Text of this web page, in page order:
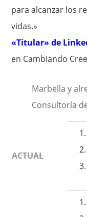
para alcanzar los
vidas.»
«Titular» de
en Cambiando
Marbella y
Consultoría
ACTUAL